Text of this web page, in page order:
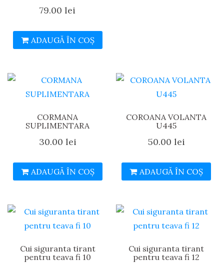
79.00lei
ADAUGĂ ÎN COȘ
CORMANA
SUPLIMENTARA
30.00 lei
ADAUGĂ ÎN COȘ
COROANA VOLANTA
U445
50.00 lei
ADAUGĂ ÎN COȘ
Cui siguranta tirant
pentru teava fi 10
Cui siguranta tirant
pentru teava fi 12